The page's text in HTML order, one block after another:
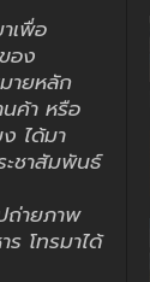
เพื่อ
อง
ายหลัก
นค้า หรือ
ได้มา
ะชาสัมพันธ์
ถ่ายภาพ
โทรมาได้